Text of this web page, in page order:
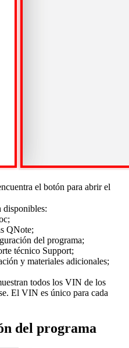
el botón para abrir el
disponibles:
QNote;
del programa;
técnico Support;
y materiales adicionales;
todos los VIN de los
El VIN es único para cada
del programa